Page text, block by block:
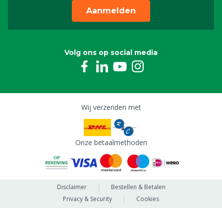
Aanmelden
Volg ons op social media
Wij verzenden met
Onze betaalmethoden
Disclaimer
Bestellen & Betalen
Privacy & Security
Cookies